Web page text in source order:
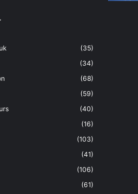
(35)
(34)
(68)
(59)
(40)
(16)
(103)
(41)
(106)
(61)